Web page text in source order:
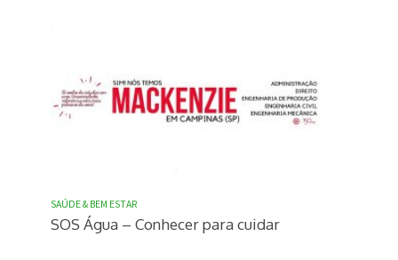
SAÚDE & BEM ESTAR
SOS Água – Conhecer para cuidar